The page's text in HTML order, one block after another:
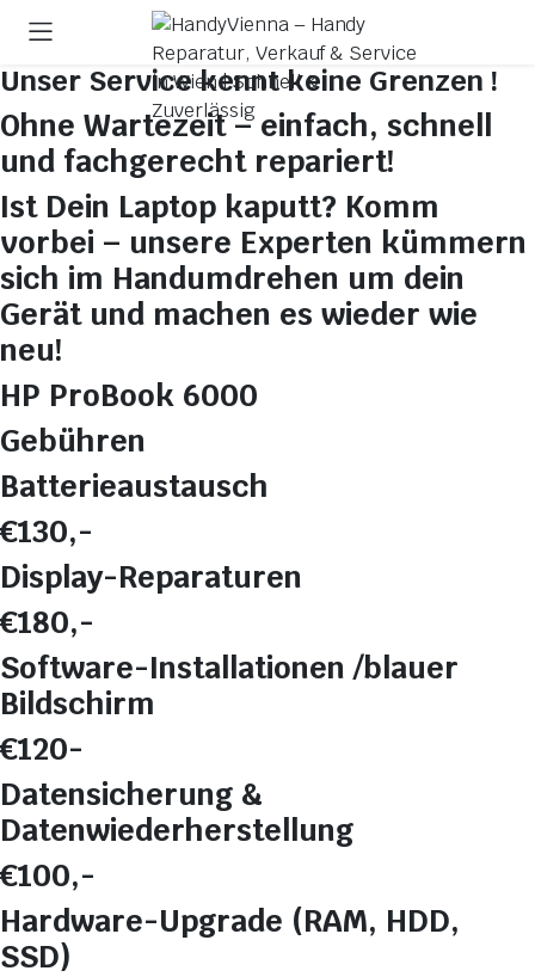
Unser Service kenntkeine Grenzen !
Ohne Wartezeit – einfach, schnell
und fachgerecht repariert!
Ist Dein Laptop kaputt? Komm
vorbei – unsere Experten kümmern
sich im Handumdrehen um dein
Gerät und machen es wieder wie
neu!
HP ProBook 6000
Gebühren
Batterieaustausch
€130,-
Display-Reparaturen
€180,-
Software-Installationen /blauer
Bildschirm
€120-
Datensicherung &
Datenwiederherstellung
€100,-
Hardware-Upgrade (RAM, HDD,
SSD)